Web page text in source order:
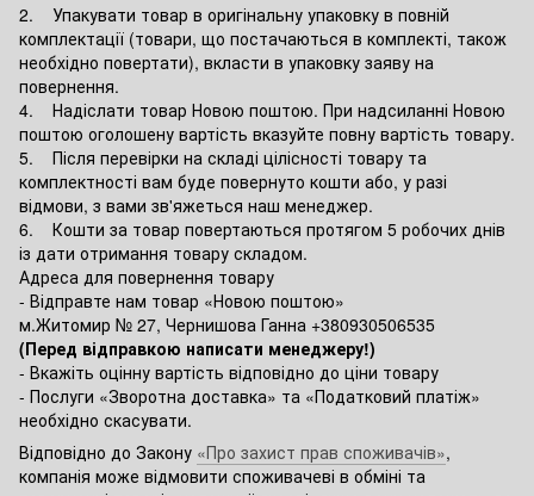
2. Упакувати товар в оригінальну упаковку в повній
комплектації (товари, що постачаються в комплекті, також
необхідно повертати), вкласти в упаковку заяву на
повернення.
4. Надіслати товар Новою поштою. При надсиланні Новою
поштою оголошену вартість вказуйте повну вартість товару.
5. Після перевірки на складі цілісності товару та
комплектності вам буде повернуто кошти або, у разі
відмови, з вами зв'яжеться наш менеджер.
6. Кошти за товар повертаються протягом 5 робочих днів
із дати отримання товару складом.
Адреса для повернення товару
- Відправте нам товар «Новою поштою»
м.Житомир № 27, Чернишова Ганна +380930506535
(Перед відправкою написати менеджеру!)
- Вкажіть оцінну вартість відповідно до ціни товару
- Послуги «Зворотна доставка» та «Податковий платіж»
необхідно скасувати.
Відповідно до Закону «Про захист прав споживачів»,
компанія може відмовити споживачеві в обміні та